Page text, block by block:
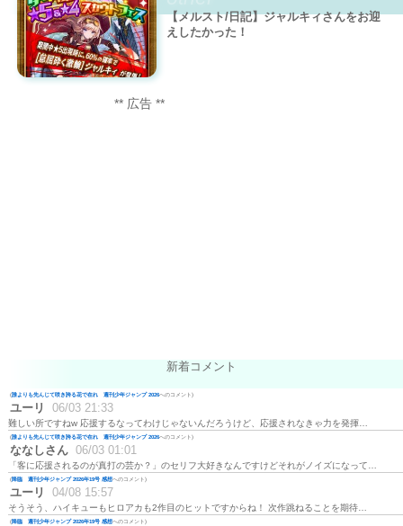
【メルスト/日記】ジャルキィさんをお迎
えしたかった！
** 広告 **
新着コメント
(誰よりも先んじて咲き誇る花で在れ 週刊少年ジャンプ 2026へのコメント)
ユーリ 06/03 21:33
難しい所ですねw 応援するなってわけじゃないんだろうけど、応援されなきゃ力を発揮…
(誰よりも先んじて咲き誇る花で在れ 週刊少年ジャンプ 2026へのコメント)
ななしさん 06/03 01:01
「客に応援されるのが真打の芸か？」のセリフ大好きなんですけどそれがノイズになって…
(降臨 週刊少年ジャンプ 2026年19号 感想へのコメント)
ユーリ 04/08 15:57
そうそう、ハイキューもヒロアカも2作目のヒットですからね！ 次作跳ねることを期待…
(降臨 週刊少年ジャンプ 2026年19号 感想へのコメント)